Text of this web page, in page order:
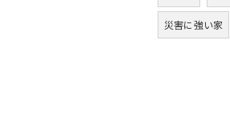
災害に強い家